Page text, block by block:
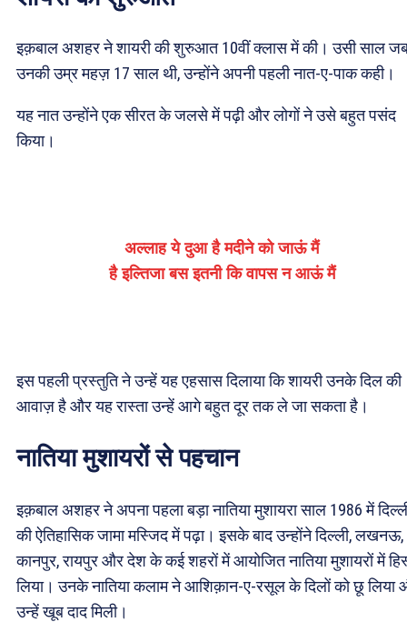
इक़बाल अशहर ने शायरी की शुरुआत 10वीं क्लास में की। उसी साल
उनकी उम्र महज़ 17 साल थी, उन्होंने अपनी पहली नात-ए-पाक कही।
यह नात उन्होंने एक सीरत के जलसे में पढ़ी और लोगों ने उसे बहुत पसंद
किया।
अल्लाह ये दुआ है मदीने को जाऊं मैं
है इल्तिजा बस इतनी कि वापस न आऊं मैं
इस पहली प्रस्तुति ने उन्हें यह एहसास दिलाया कि शायरी उनके दिल की
आवाज़ है और यह रास्ता उन्हें आगे बहुत दूर तक ले जा सकता है।
नातिया मुशायरों से पहचान
इक़बाल अशहर ने अपना पहला बड़ा नातिया मुशायरा साल 1986 में
की ऐतिहासिक जामा मस्जिद में पढ़ा। इसके बाद उन्होंने दिल्ली, लखनऊ,
कानपुर, रायपुर और देश के कई शहरों में आयोजित नातिया मुशायरों में
लिया। उनके नातिया कलाम ने आशिक़ान-ए-रसूल के दिलों को छू लिया
उन्हें खूब दाद मिली।